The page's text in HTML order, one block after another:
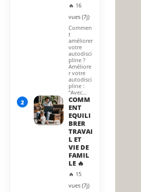
🔥 16
vues (7j)
Commen
t
améliorer
votre
autodisci
pline ?
Améliore
r votre
autodisci
pline :
“Avec…
2
COMM
ENT
EQUILI
BRER
TRAVAI
L ET
VIE DE
FAMIL
LE 🔥
🔥 15
vues (7j)